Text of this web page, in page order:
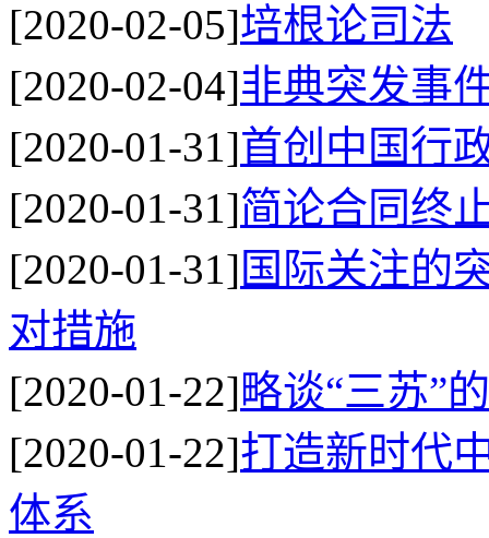
[2020-02-05]培根论司法
[2020-02-04]非典突发事
[2020-01-31]首创中国行
[2020-01-31]简论合同终
[2020-01-31]国际关注的
对措施
[2020-01-22]略谈“三苏”
[2020-01-22]打造新时代
体系